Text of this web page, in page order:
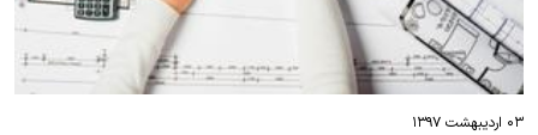
۰۳ اردیبهشت ۱۳۹۷